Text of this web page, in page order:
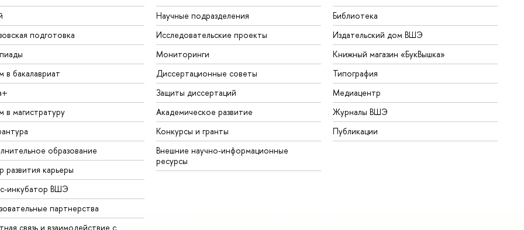
подготовка
в бакалавриат
в магистратуру
образование
развития карьеры
инкубатор ВШЭ
партнерства
связь и взаимодействие с
Научные подразделения
Исследовательские проекты
Мониторинги
Диссертационные советы
Защиты диссертаций
Академическое развитие
Конкурсы и гранты
Внешние научно-информационные
ресурсы
Библиотека
Издательский дом ВШЭ
Книжный магазин «БукВышка»
Типография
Медиацентр
Журналы ВШЭ
Публикации